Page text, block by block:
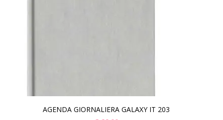
AGENDA GIORNALIERA GALAXY IT 203